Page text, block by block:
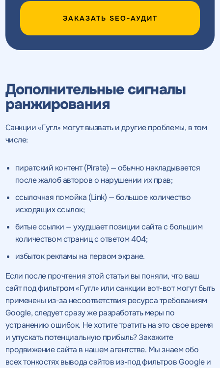
ЗАКАЗАТЬ SEO-АУДИТ
Дополнительные сигналы
ранжирования
Санкции «Гугл» могут вызвать и другие проблемы, в том
числе:
пиратский контент (Pirate) — обычно накладывается
после жалоб авторов о нарушении их прав;
ссылочная помойка (Link) — большое количество
исходящих ссылок;
битые ссылки — ухудшает позиции сайта с большим
количеством страниц с ответом 404;
избыток рекламы на первом экране.
Если после прочтения этой статьи вы поняли, что ваш
сайт под фильтром «Гугл» или санкции вот-вот могут быть
применены из-за несоответствия ресурса требованиям
Google, следует сразу же разработать меры по
устранению ошибок. Не хотите тратить на это свое время
и упускать потенциальную прибыль? Закажите
продвижение сайта в нашем агентстве. Мы знаем обо
всех тонкостях вывода сайтов из-под фильтров Google и
Нажимая на кнопку, "получить
на обработку персональных
Нажимая на кнопку, "получить
на обработку персональных